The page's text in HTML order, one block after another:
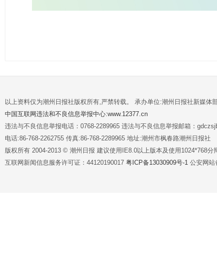
以上资料仅为潮州日报社版权所有,严禁转载。 承办单位:潮州日报社新媒体
中国互联网违法和不良信息举报中心:www.12377.cn
违法与不良信息举报电话：0768-2289965 违法与不良信息举报邮箱：
电话:86-768-2262755 传真:86-768-2289965 地址:潮州市枫春路潮州日报社
版权所有 2004-2013 © 潮州日报 建议使用IE8.0以上版本及使用1024*768分
互联网新闻信息服务许可证：44120190017 粤ICP备13030909号-1 公安网站